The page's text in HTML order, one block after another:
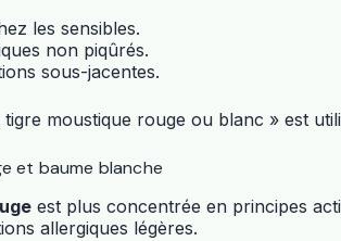
les sensibles.
non piqûrés.
sous-jacentes.
tigre moustique rouge ou blanc » est
et baume blanche
est plus concentrée en principes
allergiques légères.